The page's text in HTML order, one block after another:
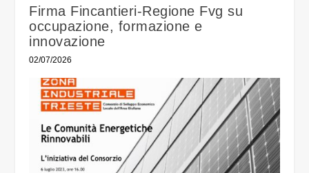
Firma Fincantieri-Regione Fvg su
occupazione, formazione e
innovazione
02/07/2026